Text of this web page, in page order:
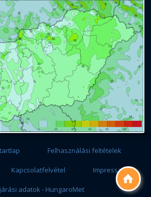

Felhasználási feltételek
Kapcsolatfelvétel Impresszum
adatok - HungaroMet